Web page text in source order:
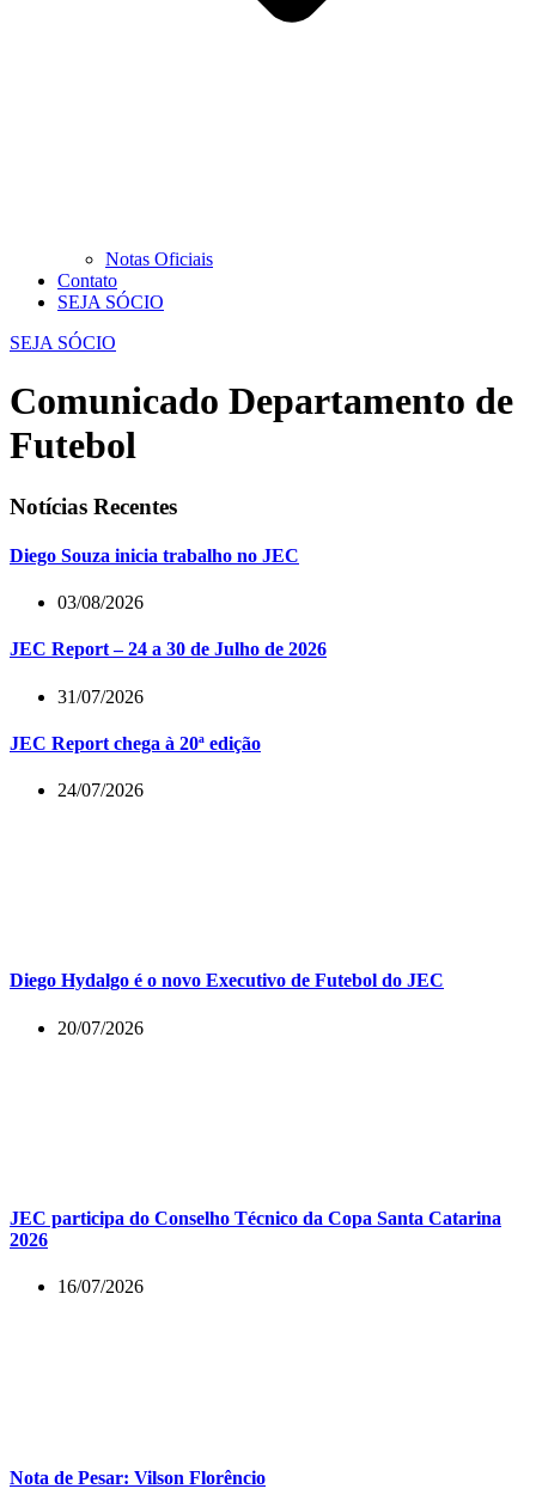
Notas Oficiais
Contato
SEJA SÓCIO
SEJA SÓCIO
Comunicado Departamento de
Futebol
Notícias Recentes
Diego Souza inicia trabalho no JEC
03/08/2026
JEC Report – 24 a 30 de Julho de 2026
31/07/2026
JEC Report chega à 20ª edição
24/07/2026
Diego Hydalgo é o novo Executivo de Futebol do JEC
20/07/2026
JEC participa do Conselho Técnico da Copa Santa Catarina
2026
16/07/2026
Nota de Pesar: Vilson Florêncio